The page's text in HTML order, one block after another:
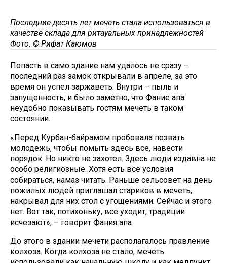
Последние десять лет мечеть стала использоваться в
качестве склада для ритауальных принадлежностей
Фото: © Рифат Каюмов
Попасть в само здание нам удалось не сразу –
последний раз замок открывали в апреле, за это
время он успел заржаветь. Внутри – пыль и
запущенность, и было заметно, что Фание апа
неудобно показывать гостям мечеть в таком
состоянии.
«Перед Курбан-байрамом пробовала позвать
молодежь, чтобы помыть здесь все, навести
порядок. Но никто не захотел. Здесь люди издавна не
особо религиозные. Хотя есть все условия
собираться, намаз читать. Раньше сельсовет на день
пожилых людей приглашал стариков в мечеть,
накрывал для них стол с угощениями. Сейчас и этого
нет. Вот так, потихоньку, все уходит, традиции
исчезают», – говорит Фания апа.
До этого в здании мечети располагалось правление
колхоза. Когда колхоза не стало, мечеть